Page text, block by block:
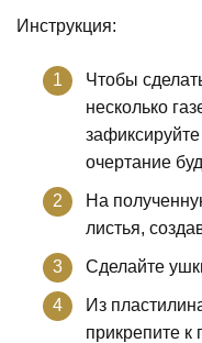
Инструкция:
Чтобы
несколько
очертание
На
листья,
Сделайте
Из
прикрепите к